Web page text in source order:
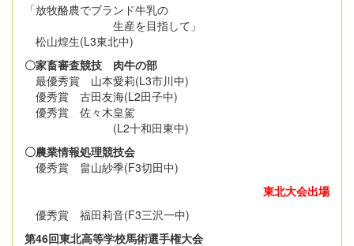
「放牧酪農でブランド牛乳の
生産を目指して」
松山煌生(L3東北中)
〇家畜審査競技 肉牛の部
最優秀賞 山本愛莉(L3市川中)
優秀賞 古田友海(L2田子中)
優秀賞 佐々木皇駕
(L2十和田東中)
〇農業情報処理競技会
優秀賞 畠山紗季(F3切田中)
東北大会出場
優秀賞 福田莉音(F3三沢一中)
第46回東北高等学校馬術選手権大会